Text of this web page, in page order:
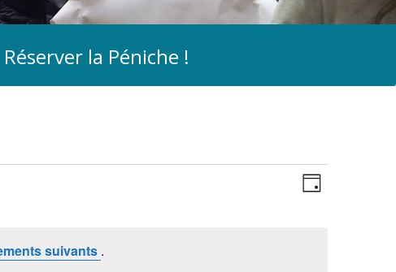
Réserver la Péniche !
suivants .
par
de
Jour